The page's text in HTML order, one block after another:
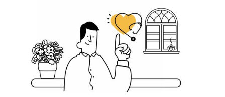
من هو الإنسان؟ وما هي خصائص القلب الإنساني؟
كيف يتحوّل القلب إلى قلب شيطاني؟ ولماذا نغدو شبيهين
بالشيطان؟
ما معنى القلب المختوم؟ ولماذا وكيف يُختَم قلب الإنسان؟
ما هي قسوة القلب؟ لماذا وكيف يصبح القلب قاسيًا؟